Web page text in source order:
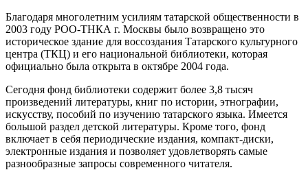
Благодаря многолетним усилиям татарской общественности в
2003 году РОО-ТНКА г. Москвы было возвращено это
историческое здание для воссоздания Татарского культурного
центра (ТКЦ) и его национальной библиотеки, которая
официально была открыта в октябре 2004 года.
Сегодня фонд библиотеки содержит более 3,8 тысяч
произведений литературы, книг по истории, этнографии,
искусству, пособий по изучению татарского языка. Имеется
большой раздел детской литературы. Кроме того, фонд
включает в себя периодические издания, компакт-диски,
электронные издания и позволяет удовлетворять самые
разнообразные запросы современного читателя.